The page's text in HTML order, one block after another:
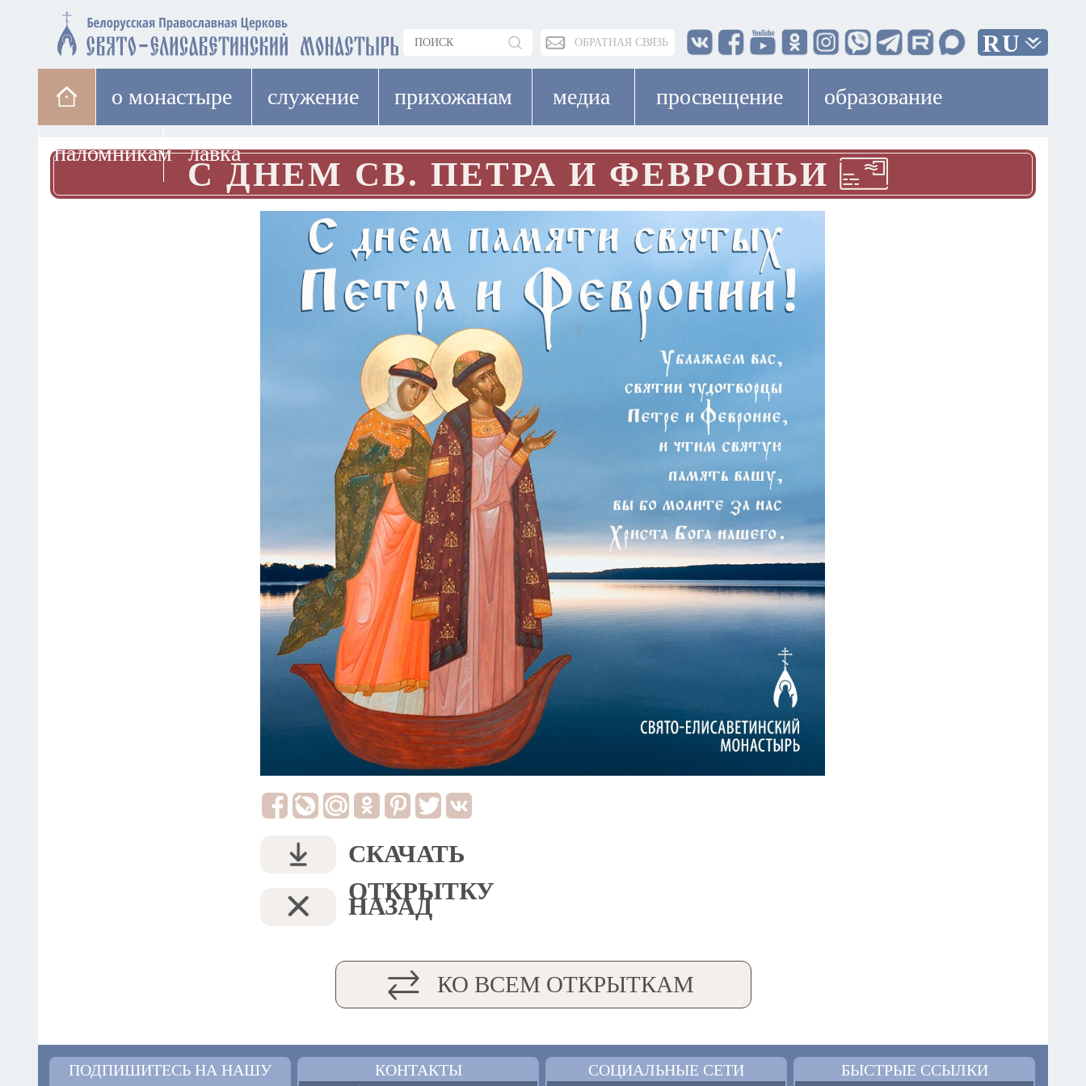
ОБРАТНАЯ СВЯЗЬ RU
о монастыре cлужение прихожанам медиа просвещение образование
паломникам лавка
С ДНЕМ СВ. ПЕТРА И ФЕВРОНЬИ
СКАЧАТЬ
ОТКРЫТКУ
НАЗАД
КО ВСЕМ ОТКРЫТКАМ
ПОДПИШИТЕСЬ НА НАШУ
КОНТАКТЫ СОЦИАЛЬНЫЕ СЕТИ БЫСТРЫЕ ССЫЛКИ